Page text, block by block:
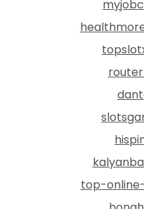
top-